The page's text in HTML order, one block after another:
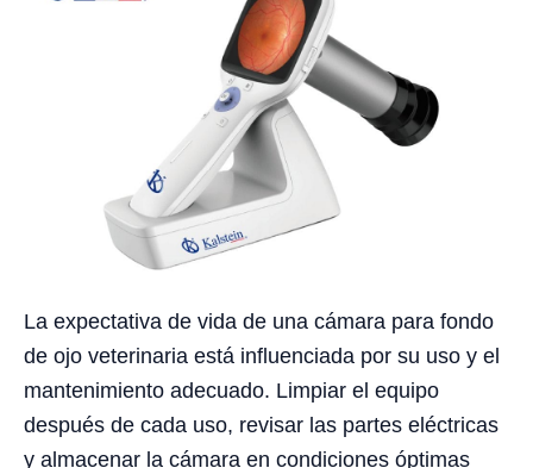
La expectativa de vida de una cámara para fondo
de ojo veterinaria está influenciada por su uso y el
mantenimiento adecuado. Limpiar el equipo
después de cada uso, revisar las partes eléctricas
y almacenar la cámara en condiciones óptimas